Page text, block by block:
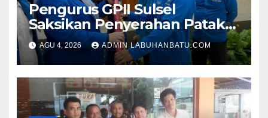
Pengurus GPII Sulsel
Saksikan Penyerahan Pataka
oleh Hj Vonny, Abd. Fajar M
Resmi Nahkodai KNPI
Jeneponto
AGU 4, 2026 ADMIN LABUHANBATU.COM